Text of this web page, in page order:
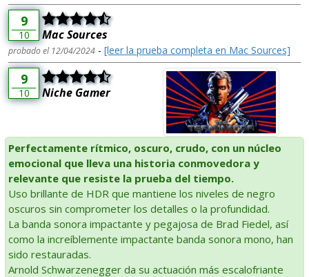
9
10 Mac Sources
probado el 12/04/2024 - [leer la prueba completa en Mac Sources]
9
10 Niche Gamer
Perfectamente rítmico, oscuro, crudo, con un núcleo
emocional que lleva una historia conmovedora y
relevante que resiste la prueba del tiempo.
Uso brillante de HDR que mantiene los niveles de negro
oscuros sin comprometer los detalles o la profundidad.
La banda sonora impactante y pegajosa de Brad Fiedel, así
como la increíblemente impactante banda sonora mono, han
sido restauradas.
Arnold Schwarzenegger da su actuación más escalofriante